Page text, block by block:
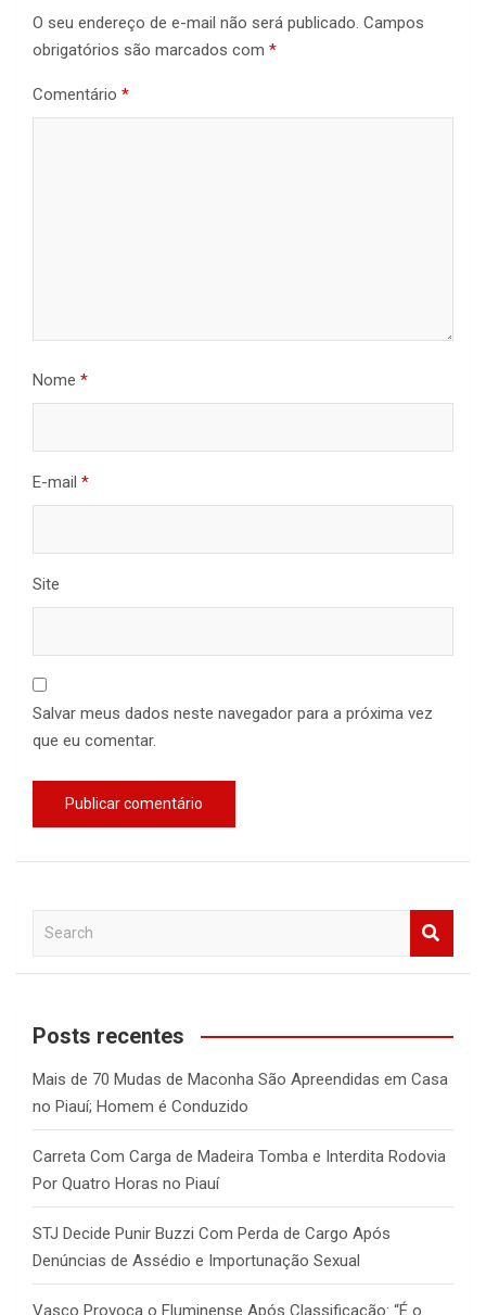
O seu endereço de e-mail não será publicado. Campos
obrigatórios são marcados com *
Comentário *
Nome *
E-mail *
Site
Salvar meus dados neste navegador para a próxima vez
que eu comentar.
a
c
Posts recentes
Mais de 70 Mudas de Maconha São Apreendidas em Casa
no Piauí; Homem é Conduzido
Carreta Com Carga de Madeira Tomba e Interdita Rodovia
Por Quatro Horas no Piauí
STJ Decide Punir Buzzi Com Perda de Cargo Após
Denúncias de Assédio e Importunação Sexual
Vasco Provoca o Fluminense Após Classificação: “É o